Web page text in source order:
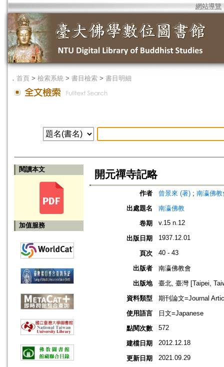
網站導覽
． 首頁 > 檢索系統 > 書目檢索 > 書目明細
閱讀本文
加值服務
開元禪寺記略
作者 曾景來 (著) ; 南瀛佛
出處題名
南瀛佛教
卷期
v.15 n.12
出版日期 1937.12.01
頁次 40 - 43
出版者
南瀛佛教會
出版地
臺北, 臺灣 [Taipei,
資料類型
期刊論文=Journal
使用語言
日文=Japanese
點閱次數
572
建檔日期 2012.12.18
更新日期 2021.09.29